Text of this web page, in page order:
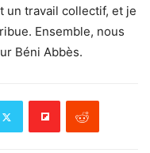
un travail collectif, et je
Ensemble, nous
Béni Abbès.